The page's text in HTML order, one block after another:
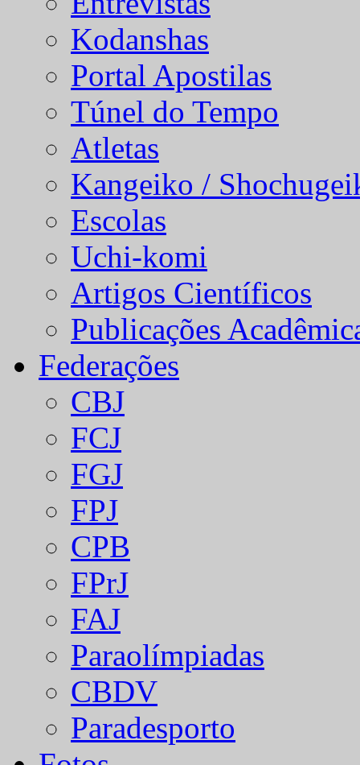
Kodanshas
Portal Apostilas
Túnel do Tempo
Atletas
Kangeiko /
Escolas
Uchi-komi
Artigos Científicos
Publicações
Federações
CBJ
FCJ
FGJ
FPJ
CPB
FPrJ
FAJ
Paraolímpiadas
CBDV
Paradesporto